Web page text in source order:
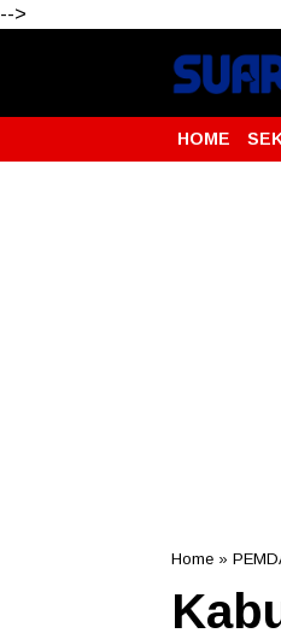
-->
HOME
Home »